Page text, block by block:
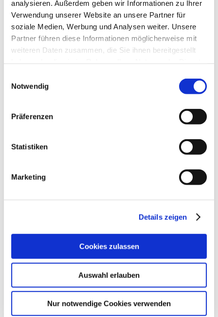
analysieren. Außerdem geben wir Informationen zu Ihrer
Verwendung unserer Website an unsere Partner für
soziale Medien, Werbung und Analysen weiter. Unsere
Partner führen diese Informationen möglicherweise mit
weiteren Daten zusammen, die Sie ihnen bereitgestellt
Notwendig
Präferenzen
Statistiken
Marketing
Details zeigen
Cookies zulassen
Auswahl erlauben
Nur notwendige Cookies verwenden
Juli 2025
Juni 2025
Mai 2025
April 2025
Februar 2025
September 2024
April 2024
Februar 2024